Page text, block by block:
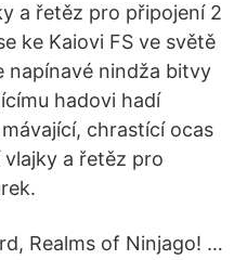
a řetěz pro připojení 2
ke Kaiovi FS ve světě
napínavé nindža bitvy
hadovi hadí
chrastící ocas
a řetěz pro
Realms of Ninjago! …